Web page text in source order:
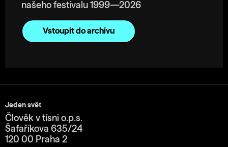
našeho festivalu 1999—2026
Vstoupit do archivu
Jeden svět
Člověk v tísni o.p.s.
Šafaříkova 635/24
120 00 Praha 2